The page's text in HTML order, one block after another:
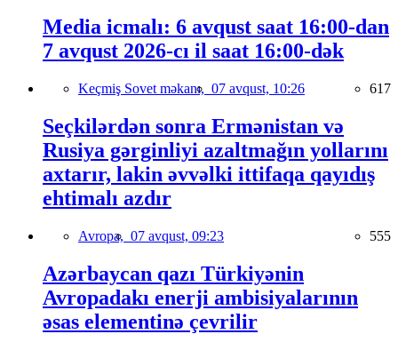
Media icmalı: 6 avqust saat 16:00-dan
7 avqust 2026-cı il saat 16:00-dək
Keçmiş Sovet məkanı, 07 avqust, 10:26 617
Seçkilərdən sonra Ermənistan və
Rusiya gərginliyi azaltmağın yollarını
axtarır, lakin əvvəlki ittifaqa qayıdış
ehtimalı azdır
Avropa, 07 avqust, 09:23 555
Azərbaycan qazı Türkiyənin
Avropadakı enerji ambisiyalarının
əsas elementinə çevrilir